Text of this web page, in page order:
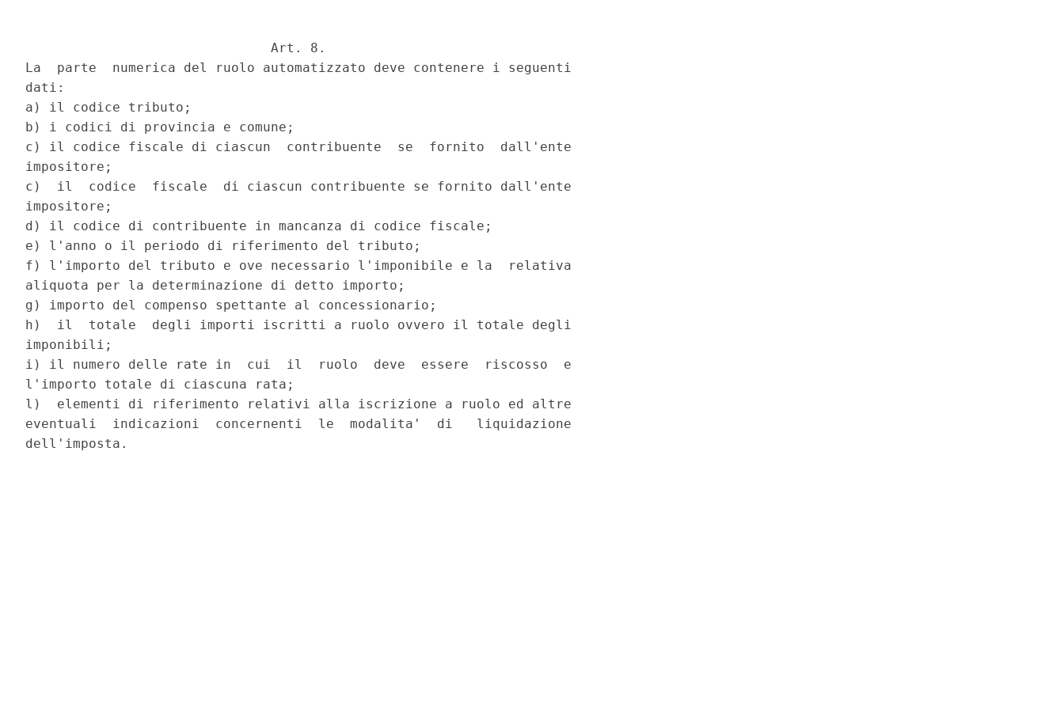
                               Art. 8.
La  parte  numerica del ruolo automatizzato deve contenere i seguenti
dati:
a) il codice tributo;
b) i codici di provincia e comune;
c) il codice fiscale di ciascun  contribuente  se  fornito  dall'ente
impositore;
c)  il  codice  fiscale  di ciascun contribuente se fornito dall'ente
impositore;
d) il codice di contribuente in mancanza di codice fiscale;
e) l'anno o il periodo di riferimento del tributo;
f) l'importo del tributo e ove necessario l'imponibile e la  relativa
aliquota per la determinazione di detto importo;
g) importo del compenso spettante al concessionario;
h)  il  totale  degli importi iscritti a ruolo ovvero il totale degli
imponibili;
i) il numero delle rate in  cui  il  ruolo  deve  essere  riscosso  e
l'importo totale di ciascuna rata;
l)  elementi di riferimento relativi alla iscrizione a ruolo ed altre
eventuali  indicazioni  concernenti  le  modalita'  di   liquidazione